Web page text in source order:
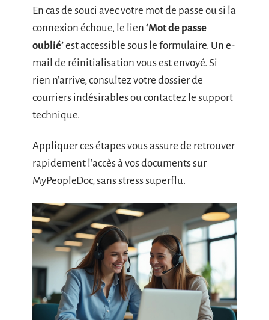
En cas de souci avec votre mot de passe ou si la
connexion échoue, le lien ‘Mot de passe
oublié’est accessible sous le formulaire. Un e-
mail de réinitialisation vous est envoyé. Si
rien n’arrive, consultez votre dossier de
courriers indésirables ou contactez le support
technique.
Appliquer ces étapes vous assure de retrouver
rapidement l’accès à vos documents sur
MyPeopleDoc, sans stress superflu.